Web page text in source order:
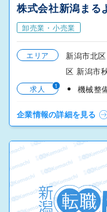
株式会社新潟まる
卸売業・小売業
エリア
新潟市北
区 新潟市
求人 1 機械整
企業情報の詳細を見る